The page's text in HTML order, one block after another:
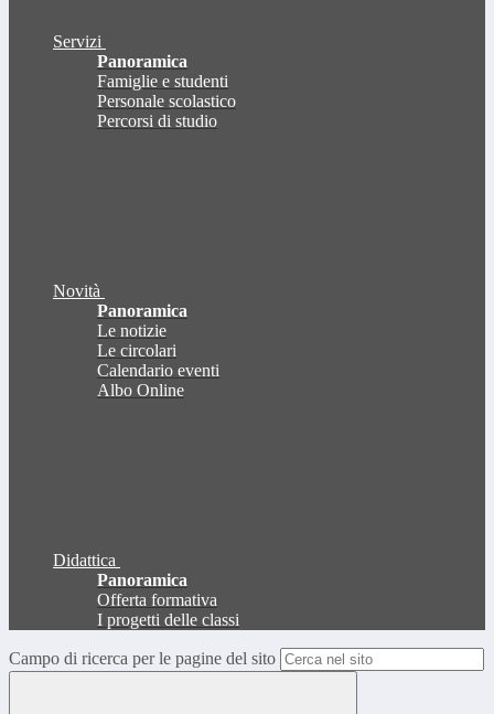
Servizi
Panoramica
Famiglie e studenti
Personale scolastico
Percorsi di studio
Novità
Panoramica
Le notizie
Le circolari
Calendario eventi
Albo Online
Didattica
Panoramica
Offerta formativa
I progetti delle classi
Campo di ricerca per le pagine del sito